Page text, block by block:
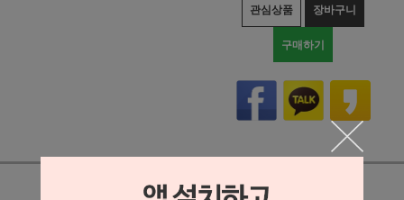
관심상품 장바구니
구매하기